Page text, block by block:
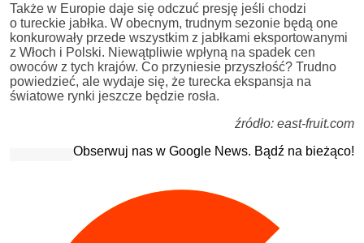
Także w Europie daje się odczuć presję jeśli chodzi
o tureckie jabłka. W obecnym, trudnym sezonie będą one
konkurowały przede wszystkim z jabłkami eksportowanymi
z Włoch i Polski. Niewątpliwie wpłyną na spadek cen
owoców z tych krajów. Co przyniesie przyszłość? Trudno
powiedzieć, ale wydaje się, że turecka ekspansja na
światowe rynki jeszcze będzie rosła.
źródło: east-fruit.com
Obserwuj nas w Google News. Bądź na bieżąco!